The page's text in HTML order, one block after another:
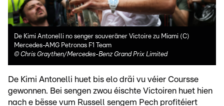
De Kimi Antonelli no senger souveräner Victoire zu Miami (C)
Mercedes-AMG Petronas F1 Team
© Chris Graythen/Mercedes-Benz Grand Prix Limited
De Kimi Antonelli huet bis elo dräi vu véier Coursse
gewonnen. Bei sengen zwou éischte Victoiren huet hien
nach e bësse vum Russell sengem Pech profitéiert